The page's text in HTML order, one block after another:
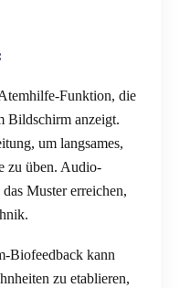
Funktion, die
Bildschirm anzeigt.
um langsames,
zu üben. Audio-
Muster erreichen,
Biofeedback kann
zu etablieren,